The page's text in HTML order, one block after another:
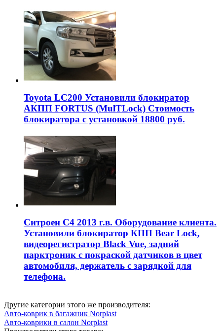
Toyota LC200 Установили блокиратор
АКПП FORTUS (MulTLock) Стоимость
блокиратора с установкой 18800 руб.
Ситроен С4 2013 г.в. Оборудование клиента.
Установили блокиратор КПП Bear Lock,
видеорегистратор Black Vue, задний
парктроник с покраской датчиков в цвет
автомобиля, держатель с зарядкой для
телефона.
Другие категории этого же производителя:
Авто-коврик в багажник Norplast
Авто-коврики в салон Norplast